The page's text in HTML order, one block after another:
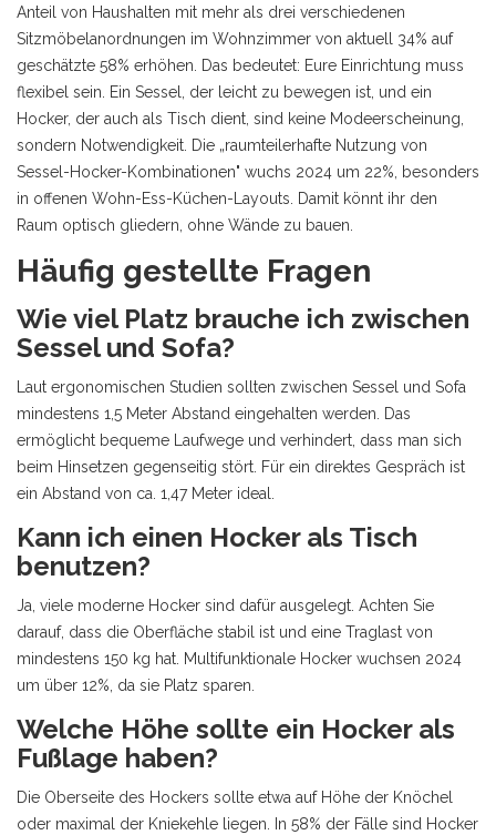
Anteil von Haushalten mit mehr als drei verschiedenen
Sitzmöbelanordnungen im Wohnzimmer von aktuell 34% auf
geschätzte 58% erhöhen. Das bedeutet: Eure Einrichtung muss
flexibel sein. Ein Sessel
, der leicht zu bewegen ist, und ein
Hocker, der auch als Tisch dient, sind keine Modeerscheinung,
sondern Notwendigkeit. Die „raumteilerhafte Nutzung von
Sessel-Hocker-Kombinationen" wuchs 2024 um 22%, besonders
in offenen Wohn-Ess-Küchen-Layouts. Damit könnt ihr den
Raum optisch gliedern, ohne Wände zu bauen.
Häufig gestellte Fragen
Wie viel Platz brauche ich zwischen
Sessel und Sofa?
Laut ergonomischen Studien sollten zwischen Sessel und Sofa
mindestens 1,5 Meter Abstand eingehalten werden. Das
ermöglicht bequeme Laufwege und verhindert, dass man sich
beim Hinsetzen gegenseitig stört. Für ein direktes Gespräch ist
ein Abstand von ca. 1,47 Meter ideal.
Kann ich einen Hocker als Tisch
benutzen?
Ja, viele moderne Hocker sind dafür ausgelegt. Achten Sie
darauf, dass die Oberfläche stabil ist und eine Traglast von
mindestens 150 kg hat. Multifunktionale Hocker wuchsen 2024
um über 12%, da sie Platz sparen.
Welche Höhe sollte ein Hocker als
Fußlage haben?
Die Oberseite des Hockers sollte etwa auf Höhe der Knöchel
oder maximal der Kniekehle liegen. In 58% der Fälle sind Hocker